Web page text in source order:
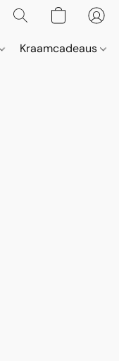
Kraamcadeaus